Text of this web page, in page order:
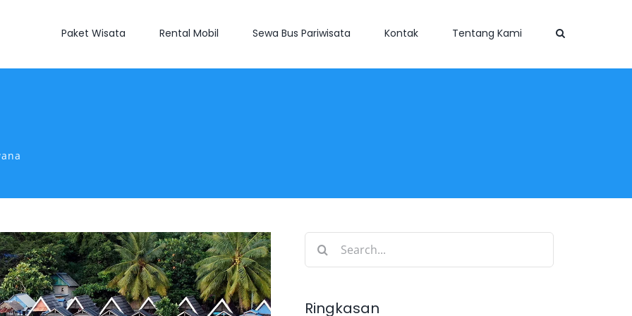
Paket Wisata Rental Mobil Sewa Bus Pariwisata Kontak Tentang Kami
Search
Ringkasan